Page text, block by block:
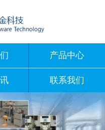
产品中心
联系我们